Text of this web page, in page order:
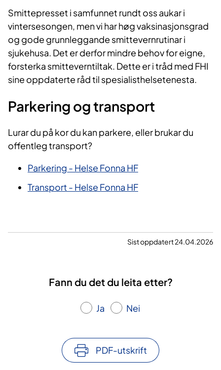
Smittepresset i samfunnet rundt oss aukar i
vintersesongen, men vi har høg vaksinasjonsgrad
og gode grunnleggande smittevernrutinar i
sjukehusa. Det er derfor mindre behov for eigne,
forsterka smitteverntiltak. Dette er i tråd med FHI
sine oppdaterte råd til spesialisthelsetenesta.
Parkering og transport
Lurar du på kor du kan parkere, eller brukar du
offentleg transport?
Parkering - Helse Fonna HF
Transport - Helse Fonna HF
Sist oppdatert 24.04.2026
Fann du det du leita etter?
Ja Nei
PDF-utskrift